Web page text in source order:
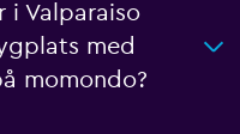
i Valparaiso
med
momondo?